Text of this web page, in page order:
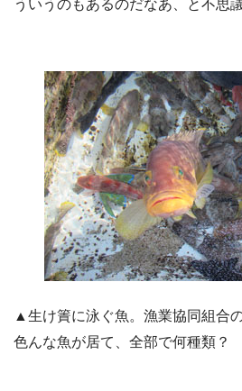
ういうのもあるのだなあ、と不思
▲生け簀に泳ぐ魚。漁業協同組合
色んな魚が居て、全部で何種類？